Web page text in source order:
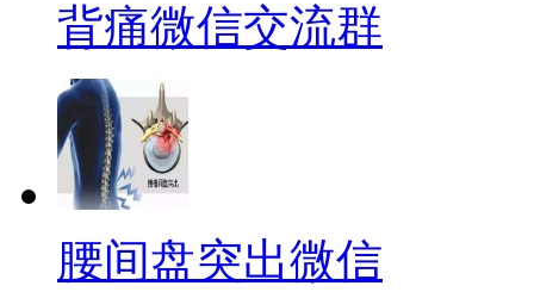
背痛微信交流群
腰间盘突出微信